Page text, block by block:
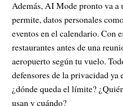
Además, AI Mode pronto va a
permite, datos personales
eventos en el calendario. Con
restaurantes antes de una
aeropuerto según tu vuelo.
defensores de la privacidad ya
¿dónde queda el límite?
usan y cuándo?